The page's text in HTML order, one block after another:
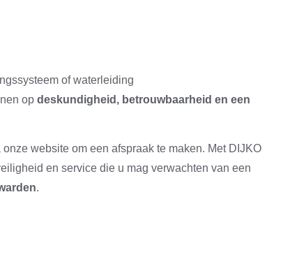
of waterleiding
op deskundigheid, betrouwbaarheid en een
website om een afspraak te maken. Met DIJKO
en service die u mag verwachten van een
.